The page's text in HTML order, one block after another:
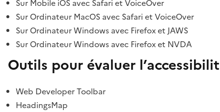
Sur Mobile iOS avec Safari et VoiceOver
Sur Ordinateur MacOS avec Safari et VoiceOver
Sur Ordinateur Windows avec Firefox et JAWS
Sur Ordinateur Windows avec Firefox et NVDA
Outils pour évaluer
Web Developer Toolbar
HeadingsMap